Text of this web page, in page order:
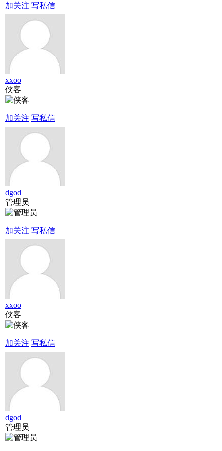
加关注 写私信
xxoo
侠客
加关注 写私信
dgod
管理员
加关注 写私信
xxoo
侠客
加关注 写私信
dgod
管理员